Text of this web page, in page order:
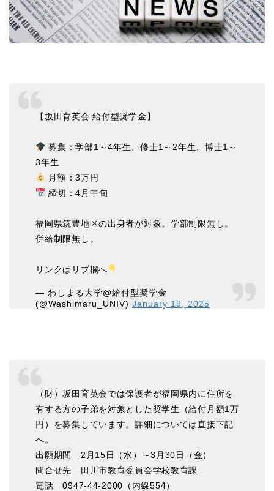
【坂田育英会 給付型奨学金】
募集：学部1～4年生、修士1～2年生、博士1～
3年生
月額：3万円
締切：4月中旬
福岡県筑豊地区の出身者が対象。学部制限無し。
併給制限無し。
リンクはリプ欄へ
— わしまる大学@給付型奨学金
(@Washimaru_UNIV)January 19, 2025
（財）坂田育英会では保護者が福岡県内に住所を
有する方の子弟を対象とした奨学生（給付月額1万
円）を募集しています。詳細については直接下記
へ。
出願期間 2月15日（水）～3月30日（金）
問合せ先 田川市教育委員会学校教育課
電話 0947-44-2000（内線554）